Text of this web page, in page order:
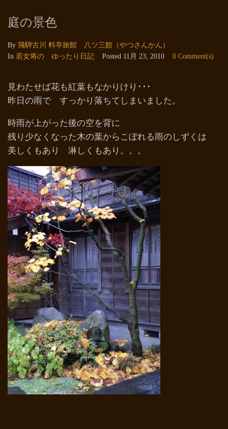
庭の景色
By 飛騨古川 料亭旅館 八ツ三館（やつさんかん）
In 若女将の ゆったり日記 Posted 11月 23, 2010 0 Comment(s)
見わたせば花も紅葉もなかりけり･･･
昨日の雨で すっかり落ちてしまいました。
時雨が上がった後の空を背に
残り少なくなった木の葉からこぼれる雨のしずくは
美しくもあり 淋しくもあり。。。